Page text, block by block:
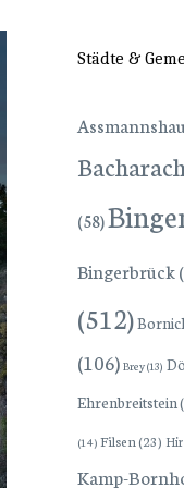
Städte &
Bacharach
(58)
Bingerbrück
(512)
(106) Brey(13)
Ehrenbreitstein
(14) Filsen(23)
Kamp-